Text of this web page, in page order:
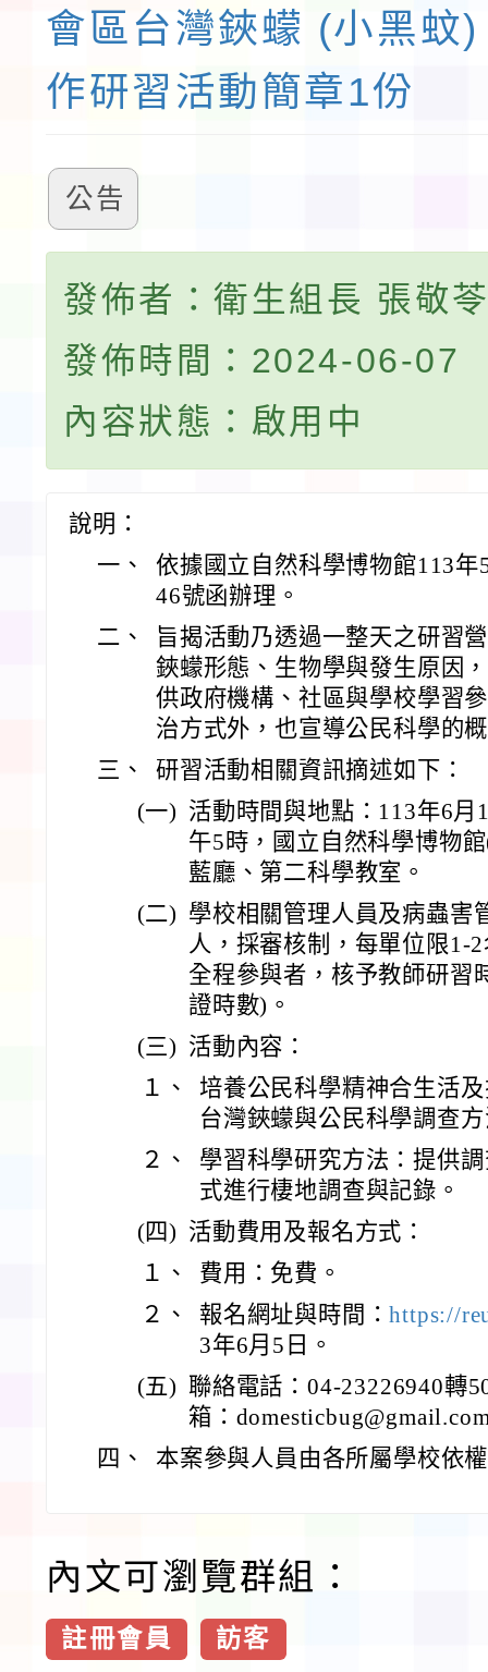
會區台灣鋏蠓 (小黑蚊
作研習活動簡章1份
公告
發佈者：衛生組長 張敬
發佈時間：2024-06-07
內容狀態：啟用中
說明：
一、
依據國立自然科學博物館113
46號函辦理。
二、
旨揭活動乃透過一整天之研習
鋏蠓形態、生物學與發生原因
供政府機構、社區與學校學習
治方式外，也宣導公民科學的
三、
研習活動相關資訊摘述如下：
(一) 活動時間與地點：113年6
午5時，國立自然科學博物
藍廳、第二科學教室。
(二) 學校相關管理人員及病蟲害
人，採審核制，每單位限1-
全程參與者，核予教師研習
證時數)。
(三) 活動內容：
１、
培養公民科學精神合生活
台灣鋏蠓與公民科學調查
２、
學習科學研究方法：提供
式進行棲地調查與記錄。
(四) 活動費用及報名方式：
１、
費用：免費。
２、
報名網址與時間：https://
3年6月5日。
(五) 聯絡電話：04-23226940轉
箱：
四、
本案參與人員由各所屬學校依
內文可瀏覽群組：
註冊會員 訪客